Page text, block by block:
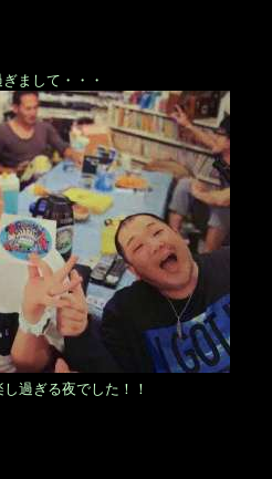
して・・・
過ぎる夜でした！！